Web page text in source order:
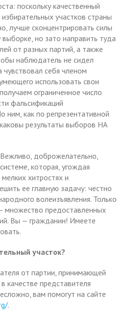
поскольку качественный
участков страны
лучше сконцентрировать силы
но зато направить туда
от разных партий, а также
наблюдатель не сидел
чувствовал себя членом
использовать свои
ограниченное число
фальсификаций
ним, как по репрезентативной
результаты выборов НА
доброжелательно,
которая, угождая
мелких хитростях и
ее главную задачу: честно
волеизъявления. Только
множество предоставленных
Вы — гражданин! Имеете
участок?
от партии, принимающей
качестве представителя
вам помогут на сайте
.